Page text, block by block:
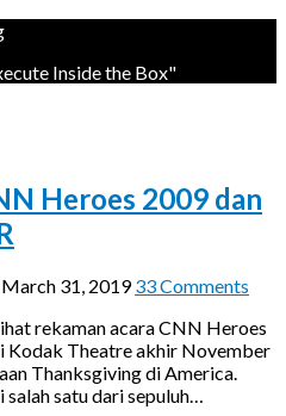
Inside the Box"
Heroes 2009 dan
March 31, 2019 33 Comments
rekaman acara CNN Heroes
Kodak Theatre akhir November
Thanksgiving di America.
satu dari sepuluh…